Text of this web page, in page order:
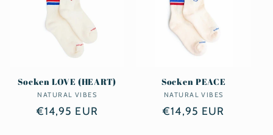
Socken LOVE (HEART)
Anbieter:
NATURAL VIBES
Normaler
€14,95 EUR
Socken PEACE
Anbieter:
NATURAL VIBES
Normaler
€14,95 EUR